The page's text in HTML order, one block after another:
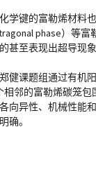
学键的富勒烯材料
phase）等
甚至表现出超导现象
健课题组通过有机
相邻的富勒烯碳笼
向异性、机械性能
确。